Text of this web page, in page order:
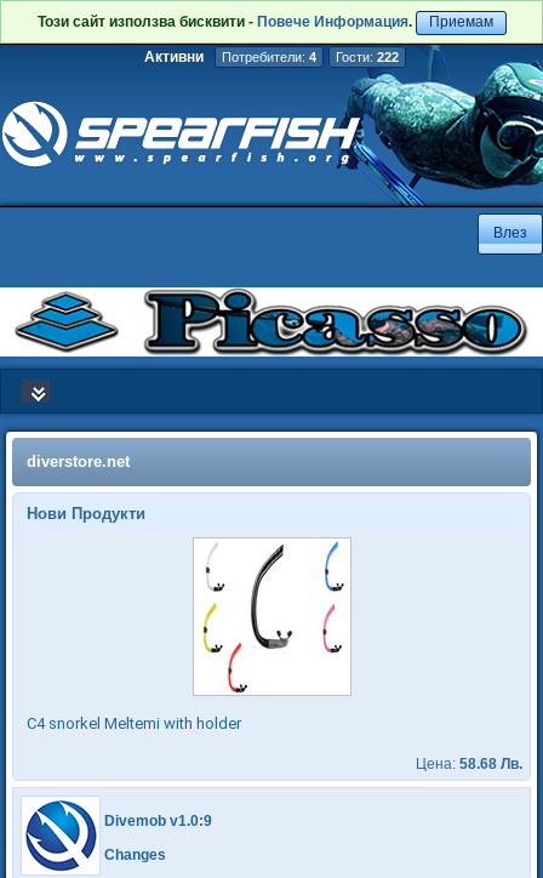
Този сайт използва бисквити - Повече Информация. Приемам
Активни Потребители: 4 Гости: 222
diverstore.net
Нови Продукти
C4 snorkel Meltemi with holder
Цена: 58.68 Лв.
Divemob v1.0:9
Changes